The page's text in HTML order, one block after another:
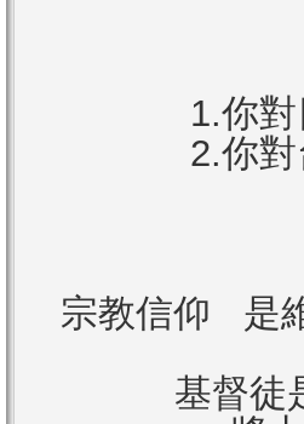
1.你
2.你
宗教信仰 是
基督徒